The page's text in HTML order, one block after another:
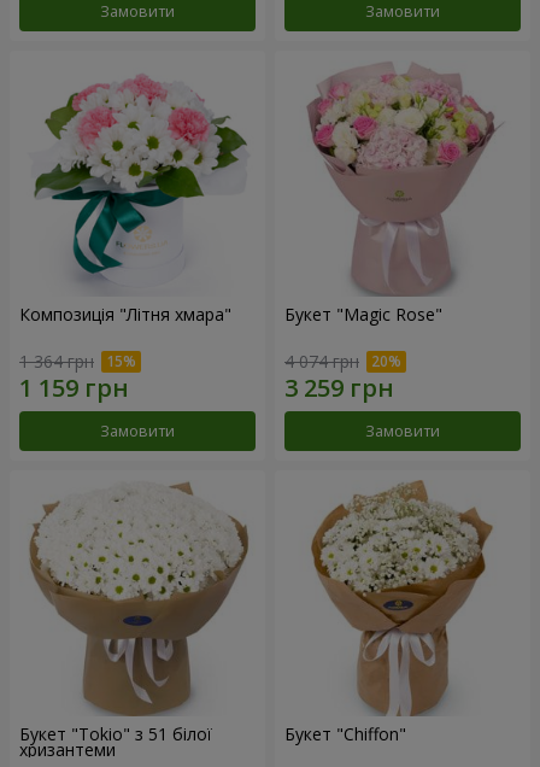
Замовити Замовити
Композиція "Літня хмара"
1 364 грн
Замовити
Букет "Magic Rose"
4 074 грн
Замовити
Букет "Tokio" з 51 білої
хризантеми
Букет "Chiffon"